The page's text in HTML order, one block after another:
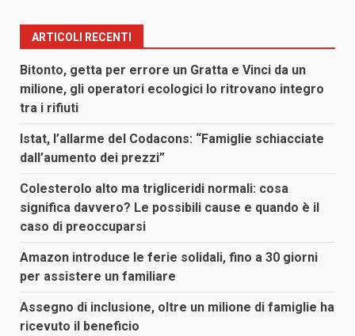
ARTICOLI RECENTI
Bitonto, getta per errore un Gratta e Vinci da un
milione, gli operatori ecologici lo ritrovano integro
tra i rifiuti
Istat, l’allarme del Codacons: “Famiglie schiacciate
dall’aumento dei prezzi”
Colesterolo alto ma trigliceridi normali: cosa
significa davvero? Le possibili cause e quando è il
caso di preoccuparsi
Amazon introduce le ferie solidali, fino a 30 giorni
per assistere un familiare
Assegno di inclusione, oltre un milione di famiglie ha
ricevuto il beneficio